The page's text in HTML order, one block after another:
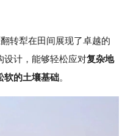
转犁在田间展现了卓越的
设计，能够轻松应对复杂地
软的土壤基础。